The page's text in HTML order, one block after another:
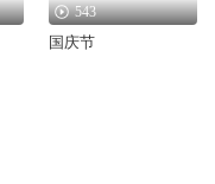
543
国庆节